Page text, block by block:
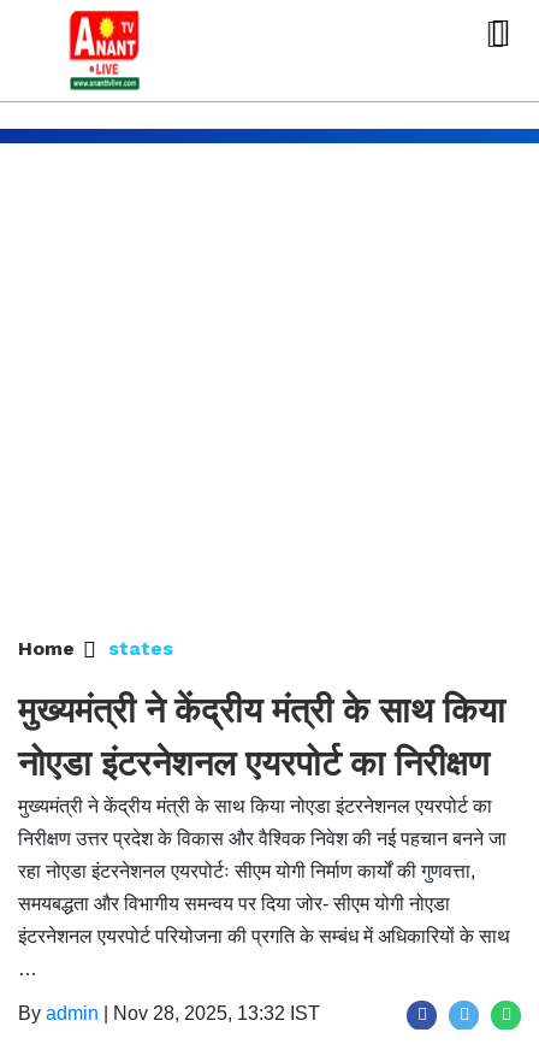
Home states
मुख्यमंत्री ने केंद्रीय मंत्री के साथ किया
नोएडा इंटरनेशनल एयरपोर्ट का निरीक्षण
मुख्यमंत्री ने केंद्रीय मंत्री के साथ किया नोएडा इंटरनेशनल एयरपोर्ट का
निरीक्षण उत्तर प्रदेश के विकास और वैश्विक निवेश की नई पहचान बनने जा
रहा नोएडा इंटरनेशनल एयरपोर्टः सीएम योगी निर्माण कार्यों की गुणवत्ता,
समयबद्धता और विभागीय समन्वय पर दिया जोर- सीएम योगी नोएडा
इंटरनेशनल एयरपोर्ट परियोजना की प्रगति के सम्बंध में अधिकारियों के साथ
…
By admin Nov 28, 2025, 13:32 IST